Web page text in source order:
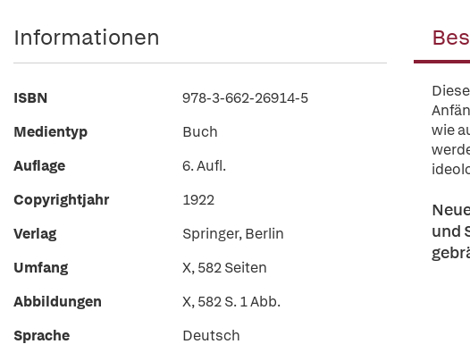
wie
und
Informationen
ISBN
978-3-662-26914-5
Medientyp
Buch
Auflage
6. Aufl.
Copyrightjahr
1922
Verlag
Springer, Berlin
Umfang
X, 582 Seiten
Abbildungen
X, 582 S. 1 Abb.
Sprache
Deutsch